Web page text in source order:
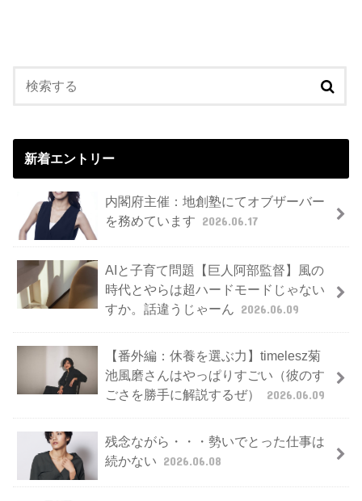
新着エントリー
内閣府主催：地創塾にてオブザーバー
を務めています 2026.06.17
AIと子育て問題【巨人阿部監督】風の
時代とやらは超ハードモードじゃない
すか。話違うじゃーん 2026.06.09
【番外編：休養を選ぶ力】timelesz菊
池風磨さんはやっぱりすごい（彼のす
ごさを勝手に解説するぜ）
2026.06.09
残念ながら・・・勢いでとった仕事は
続かない 2026.06.08